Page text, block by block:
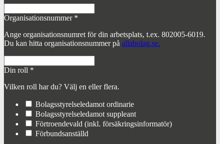
Organisationsnummer *
Ange organisationsnumret för din arbetsplats, t.ex. 802005-6019.
Du kan hitta organisationsnummer på allabolag.se.
Din roll *
Vilken roll har du? Välj en eller flera.
Bolagsstyrelseledamot ordinarie
Bolagsstyrelseledamot suppleant
Förtroendevald (inkl. försäkringsinformatör)
Förbundsanställd